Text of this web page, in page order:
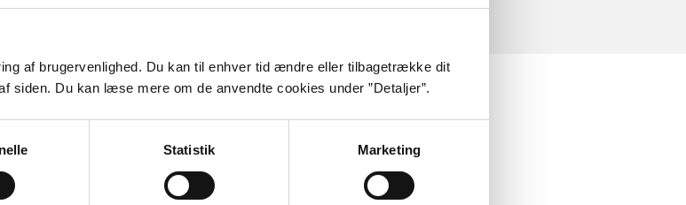
af brugervenlighed. Du kan til enhver tid ændre eller tilbagetrække dit
siden. Du kan læse mere om de anvendte cookies under ”Detaljer”.
Statistik Marketing